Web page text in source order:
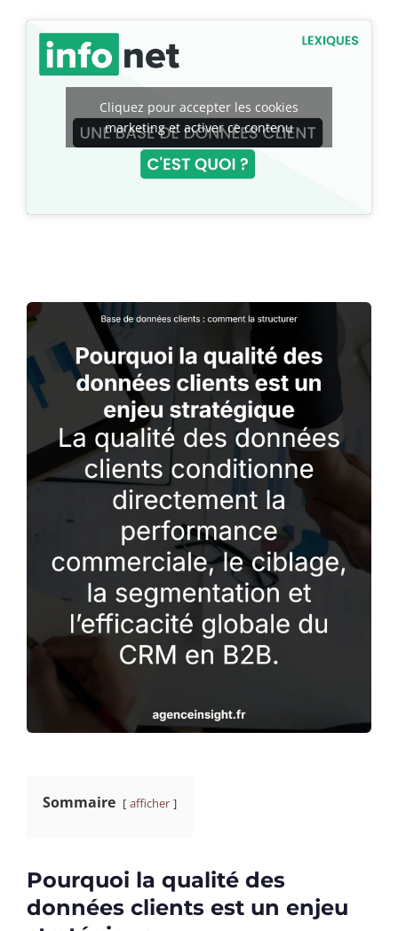
Cliquez pour accepter les cookies
marketing et activer ce contenu
Sommaire afficher
Pourquoi la qualité des
données clients est un enjeu